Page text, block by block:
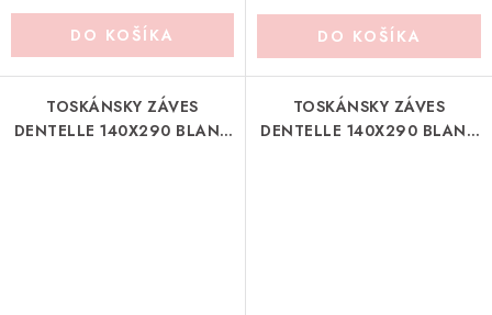
DO KOŠÍKA DO KOŠÍKA
TOSKÁNSKY ZÁVES
DENTELLE 140X290 BLANC
TOSKÁNSKY ZÁVES
DENTELLE 140X290 BLANC